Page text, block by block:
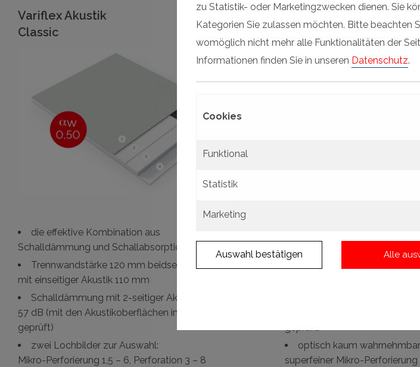
Variflex Akustik
Classic
die effektive Kombination aus
Schalldämmung und Schallabsorption
Trennwandstärke 120 mm beidseitig Akustik,
mit einseitiger Akustik 110 mm
Schalldämmung mit 2-seitiger Akustik bis zu Rw
57 dB (mit den Akustikoberflächen im Verbund
geprüft)
zwei Lochbilder zur Auswahl:
Mikro-Perforierung 1,5 – 6, Perforation 3 – 8
Variflex Akustik
SuperFine
geprüft)
optisch kaum
superfeiner Mikro-Perforierung
zu Statistik- oder Marketingzwecken dienen. Sie
Kategorien Sie zulassen möchten. Bitte beachten
womöglich nicht mehr alle Funktionalitäten der
Informationen finden Sie in unseren Datenschutz.
Cookies
Funktional
Statistik
Marketing
Auswahl bestätigen Alle